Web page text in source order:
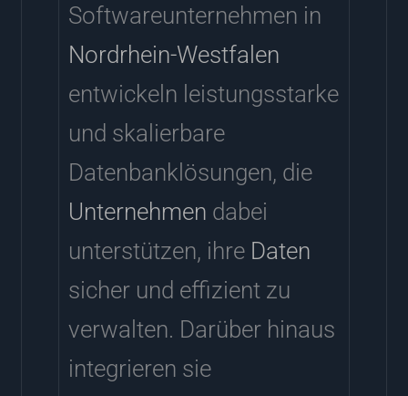
Softwareunternehmen in
Nordrhein-Westfalen
entwickeln leistungsstarke
und skalierbare
Datenbanklösungen, die
Unternehmen dabei
unterstützen, ihre Daten
sicher und effizient zu
verwalten. Darüber hinaus
integrieren sie